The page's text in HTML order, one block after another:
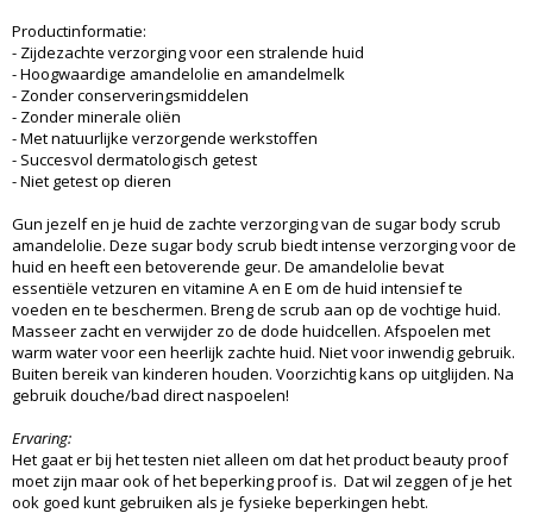
Productinformatie:
- Zijdezachte verzorging voor een stralende huid
- Hoogwaardige amandelolie en amandelmelk
- Zonder conserveringsmiddelen
- Zonder minerale oliën
- Met natuurlijke verzorgende werkstoffen
- Succesvol dermatologisch getest
- Niet getest op dieren
Gun jezelf en je huid de zachte verzorging van de sugar body scrub
amandelolie. Deze sugar body scrub biedt intense verzorging voor de
huid en heeft een betoverende geur. De amandelolie bevat
essentiële vetzuren en vitamine A en E om de huid intensief te
voeden en te beschermen. Breng de scrub aan op de vochtige huid.
Masseer zacht en verwijder zo de dode huidcellen. Afspoelen met
warm water voor een heerlijk zachte huid. Niet voor inwendig gebruik.
Buiten bereik van kinderen houden. Voorzichtig kans op uitglijden. Na
gebruik douche/bad direct naspoelen!
Ervaring:
Het gaat er bij het testen niet alleen om dat het product beauty proof
moet zijn maar ook of het beperking proof is. Dat wil zeggen of je het
ook goed kunt gebruiken als je fysieke beperkingen hebt.